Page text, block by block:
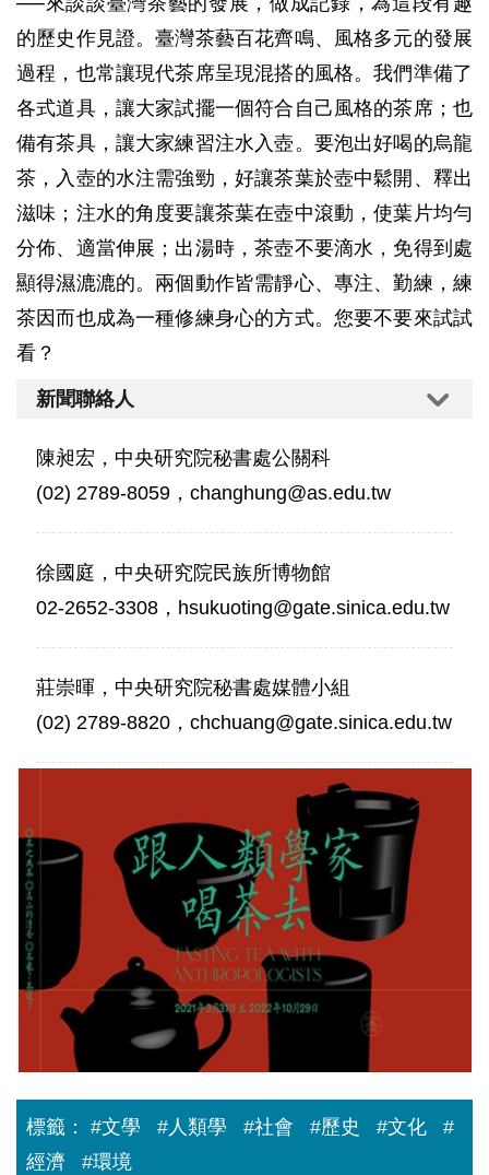
的歷史作見證。臺灣茶藝百花齊鳴、風格多元的發展
過程，也常讓現代茶席呈現混搭的風格。我們準備了
各式道具，讓大家試擺一個符合自己風格的茶席；也
備有茶具，讓大家練習注水入壺。要泡出好喝的烏龍
茶，入壺的水注需強勁，好讓茶葉於壺中鬆開、釋出
滋味；注水的角度要讓茶葉在壺中滾動，使葉片均勻
分佈、適當伸展；出湯時，茶壺不要滴水，免得到處
顯得濕漉漉的。兩個動作皆需靜心、專注、勤練，練
茶因而也成為一種修練身心的方式。您要不要來試試
看？
新聞聯絡人
陳昶宏，中央研究院秘書處公關科
(02) 2789-8059，changhung@as.edu.tw
徐國庭，中央研究院民族所博物館
02-2652-3308，hsukuoting@gate.sinica.edu.tw
莊崇暉，中央研究院秘書處媒體小組
(02) 2789-8820，chchuang@gate.sinica.edu.tw
學
家
喝
茶
去
民
族
所
博
物
展
幕
標籤： #文學 #人類學 #社會 #歷史 #文化
#
經濟
#環境